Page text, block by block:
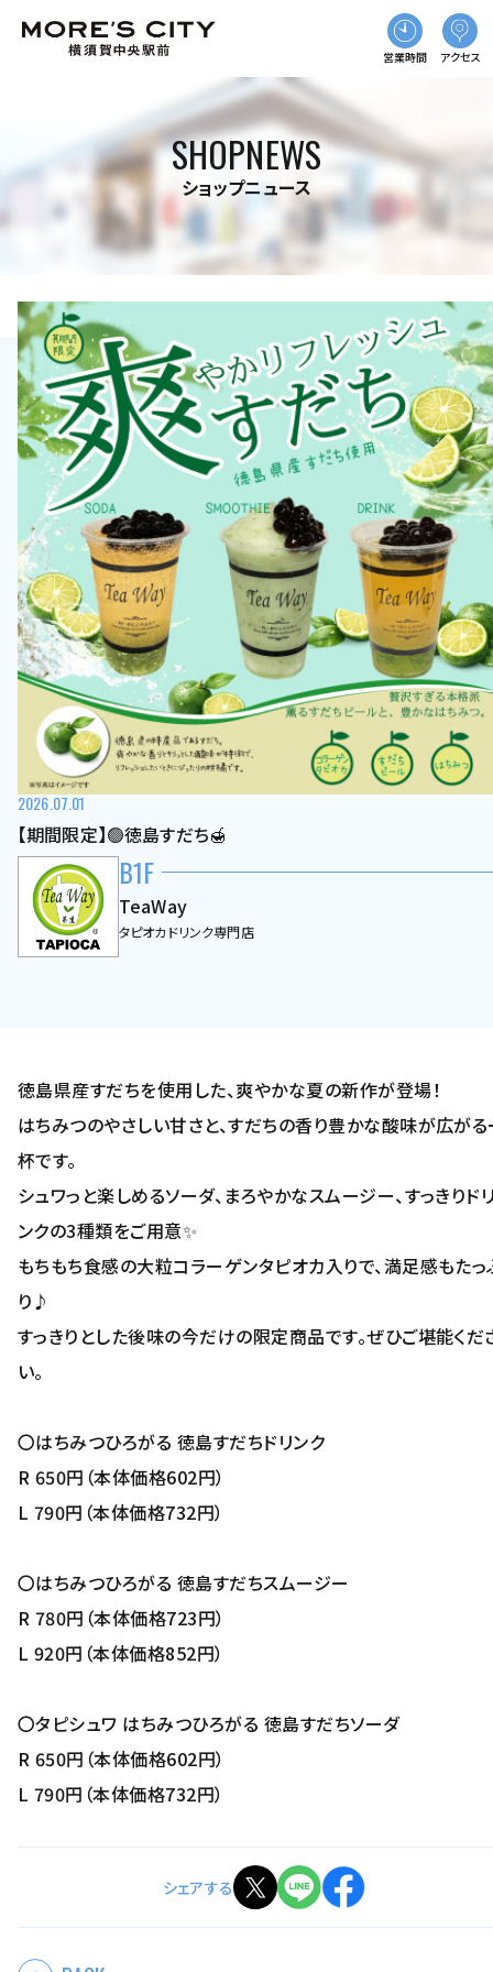
営業時間 アクセス
SHOPNEWS
ショップニュース
2026.07.01
【期間限定】🟢徳島すだち🍯
B1F
TeaWay
タピオカドリンク専門店
徳島県産すだちを使用した、爽やかな夏の新作が登場！
はちみつのやさしい甘さと、すだちの香り豊かな酸味が広が
杯です。
シュワっと楽しめるソーダ、まろやかなスムージー、すっきりド
ンクの3種類をご用意✨
もちもち食感の大粒コラーゲンタピオカ入りで、満足感もたっ
り♪
すっきりとした後味の今だけの限定商品です。ぜひご堪能くだ
い。
〇はちみつひろがる 徳島すだちドリンク
R 650円（本体価格602円）
L 790円（本体価格732円）
〇はちみつひろがる 徳島すだちスムージー
R 780円（本体価格723円）
L 920円（本体価格852円）
〇タピシュワ はちみつひろがる 徳島すだちソーダ
R 650円（本体価格602円）
L 790円（本体価格732円）
シェアする